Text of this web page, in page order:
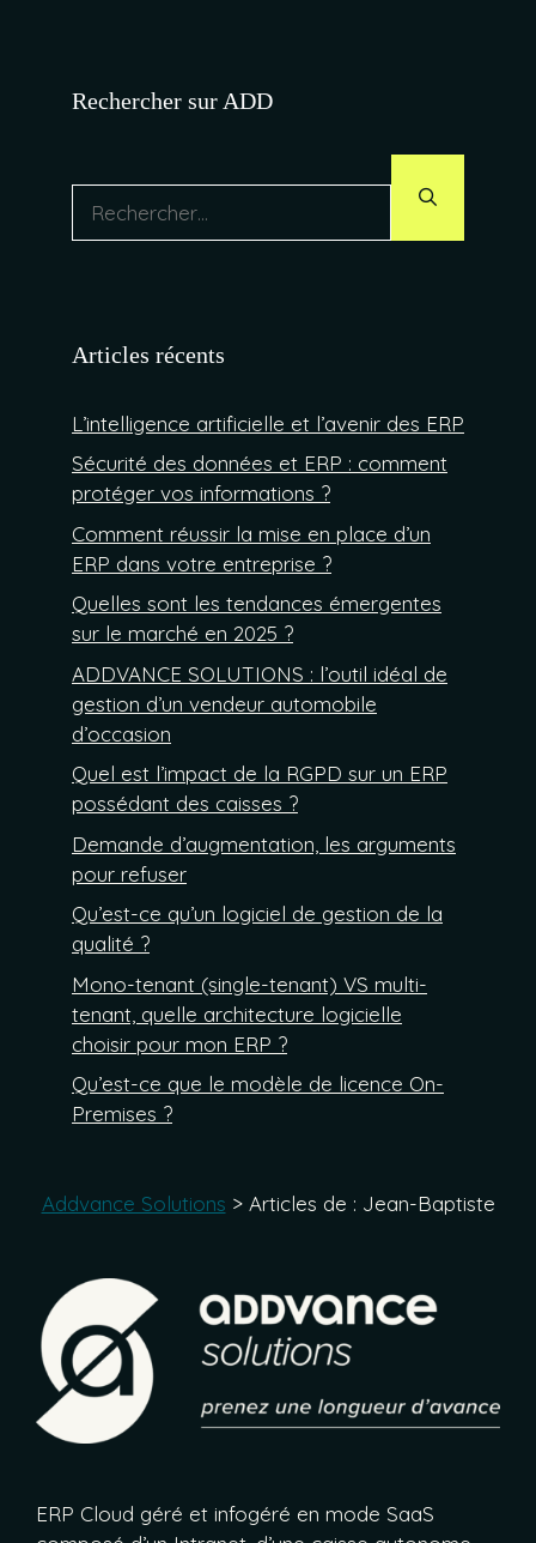
Rechercher sur ADD
Articles récents
L’intelligence artificielle et l’avenir des ERP
Sécurité des données et ERP : comment
protéger vos informations ?
Comment réussir la mise en place d’un
ERP dans votre entreprise ?
Quelles sont les tendances émergentes
sur le marché en 2025 ?
ADDVANCE SOLUTIONS : l’outil idéal de
gestion d’un vendeur automobile
d’occasion
Quel est l’impact de la RGPD sur un ERP
possédant des caisses ?
Demande d’augmentation, les arguments
pour refuser
Qu’est-ce qu’un logiciel de gestion de la
qualité ?
Mono-tenant (single-tenant) VS multi-
tenant, quelle architecture logicielle
choisir pour mon ERP ?
Qu’est-ce que le modèle de licence On-
Premises ?
Addvance Solutions > Articles de : Jean-Baptiste
ERP Cloud géré et infogéré en mode SaaS